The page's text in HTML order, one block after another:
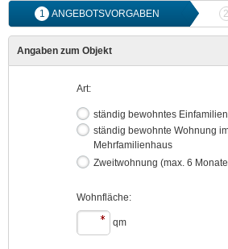
1 ANGEBOTSVORGABEN 2
Angaben zum Objekt
Art:
ständig bewohntes
ständig bewohnte Wohnung
Mehrfamilienhaus
Zweitwohnung (max. 6
Wohnfläche:
qm